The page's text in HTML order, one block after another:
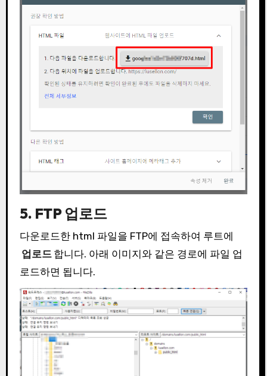
5. FTP 업로드
다운로드한 html 파일을 FTP에 접속하여 루트에
업로드 합니다. 아래 이미지와 같은 경로에 파일 업
로드하면 됩니다.